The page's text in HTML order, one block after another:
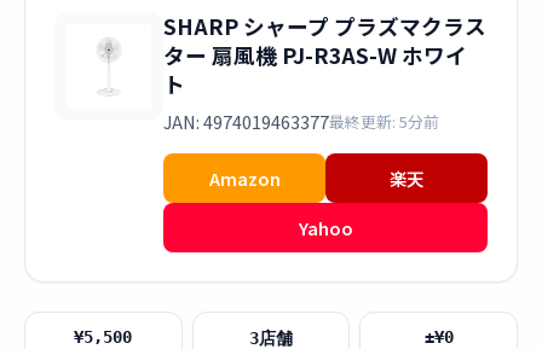
SHARP シャープ プラズマクラス
ター 扇風機 PJ-R3AS-W ホワイ
ト
JAN: 4974019463377最終更新: 5分前
Amazon
楽天
Yahoo
¥5,500 3店舗 ±¥0